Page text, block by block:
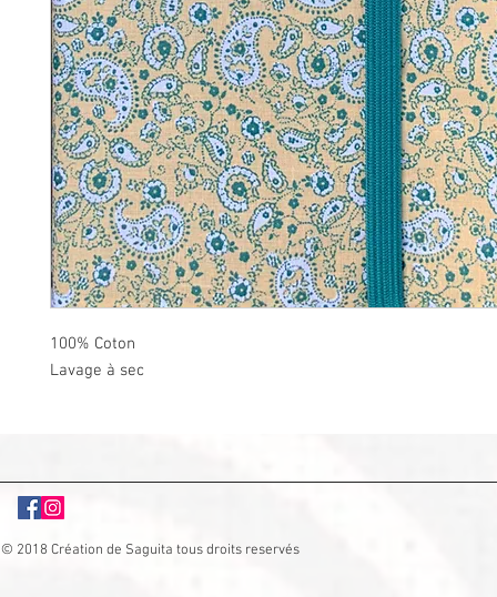
100% Coton
Lavage à sec
© 2018 Création de Saguita tous droits reservés